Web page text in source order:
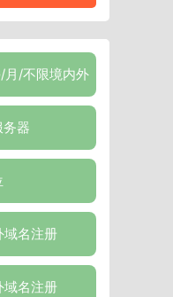
月/不限境内外
器
域名注册
域名注册